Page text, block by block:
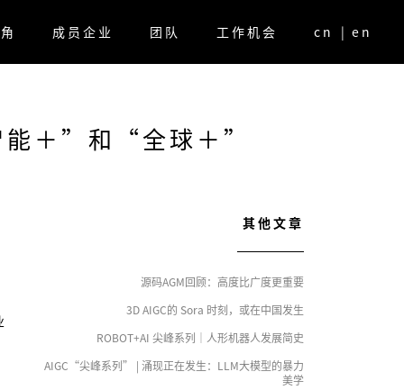
成员企业 团队 工作机会 cn | en
能＋”和“全球＋”
其他文章
源码AGM回顾：高度比广度更重要
3D AIGC的 Sora 时刻，或在中国发生
ROBOT+AI 尖峰系列｜人形机器人发展简史
AIGC“尖峰系列” | 涌现正在发生：LLM大模型的暴力
美学